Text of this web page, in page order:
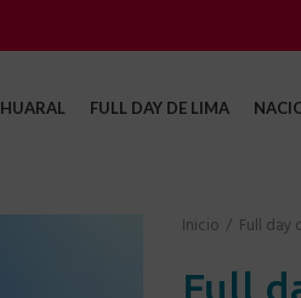
HUARAL FULL DAY DE LIMA
Inicio Full day
Full